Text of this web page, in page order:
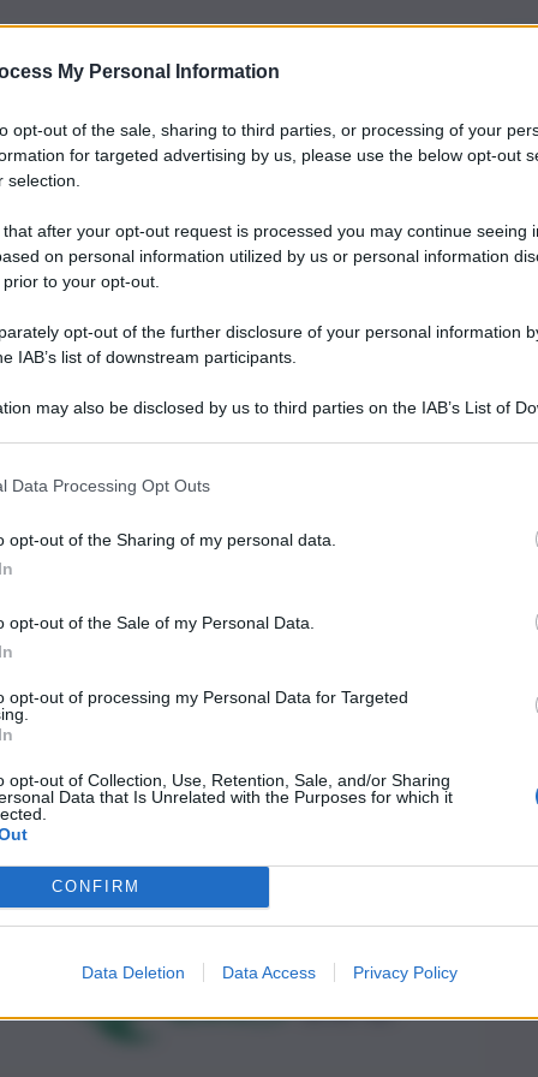
My Personal Information
opt-out of the sale, sharing to third parties, or processing of your
for targeted advertising by us, please use the below opt-out
selection.
after your opt-out request is processed you may continue seeing
on personal information utilized by us or personal information
to your opt-out.
opt-out of the further disclosure of your personal information
IAB’s list of downstream participants.
may also be disclosed by us to third parties on the IAB’s List of
Data Processing Opt Outs
opt-out of the Sharing of my personal data.
opt-out of the Sale of my Personal Data.
opt-out of processing my Personal Data for Targeted
opt-out of Collection, Use, Retention, Sale, and/or Sharing
Data that Is Unrelated with the Purposes for which it
CONFIRM
Data Deletion Data Access Privacy Policy